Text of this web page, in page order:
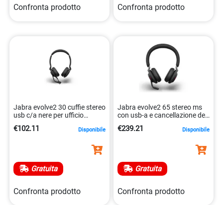
Confronta prodotto Confronta prodotto
Jabra evolve2 30 cuffie stereo
usb c/a nere per ufficio
5706991034202
€102.11 Disponibile
Gratuita
Confronta prodotto
Jabra evolve2 65 stereo ms
con usb-a e cancellazione del
€239.21 Disponibile
Gratuita
Confronta prodotto